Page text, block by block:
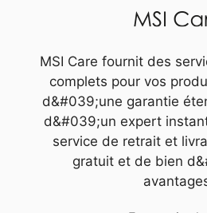
MSI Care fournit des
complets pour vos
d&#039;une garantie
d&#039;un expert
service de retrait et
gratuit et de bien